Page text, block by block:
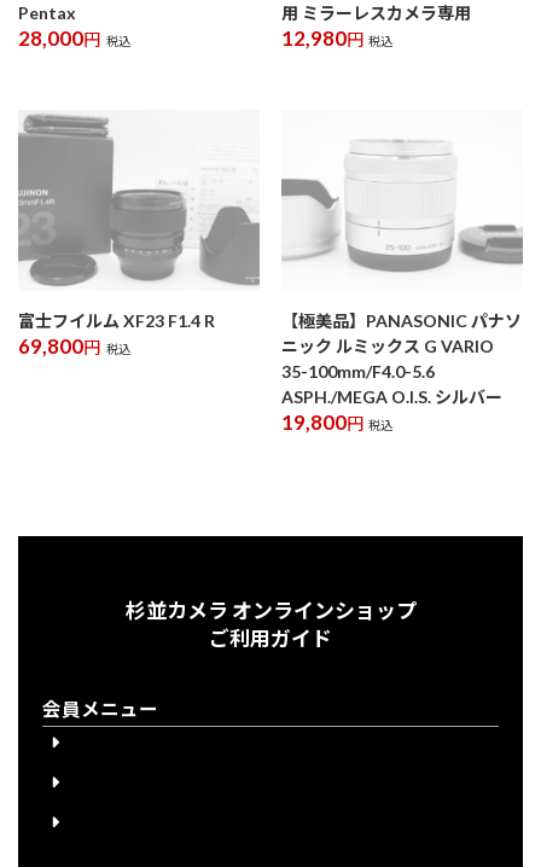
Pentax
28,000円 税込
用 ミラーレスカメラ専用
12,980円 税込
富士フイルム XF23 F1.4 R
69,800円 税込
【極美品】PANASONIC パナソ
ニック ルミックス G VARIO
35-100mm/F4.0-5.6
ASPH./MEGA O.I.S. シルバー
19,800円 税込
杉並カメラ オンラインショップ
ご利用ガイド
会員メニュー